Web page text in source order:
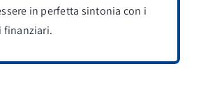
in perfetta sintonia con i